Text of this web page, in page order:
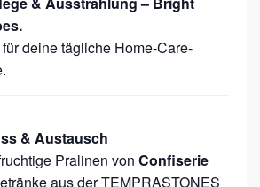
deine tägliche Home-Care-
& Austausch
Pralinen von Confiserie
aus der TEMPRASTONES